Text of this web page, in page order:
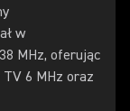
w
MHz, oferując
6 MHz oraz